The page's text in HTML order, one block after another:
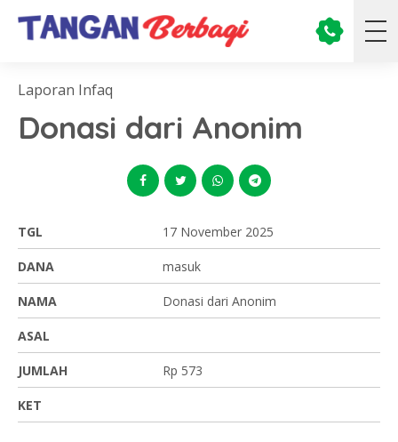
Laporan Infaq
Donasi dari Anonim
TGL 17 November 2025
DANA masuk
NAMA Donasi dari Anonim
ASAL
JUMLAH Rp 573
KET